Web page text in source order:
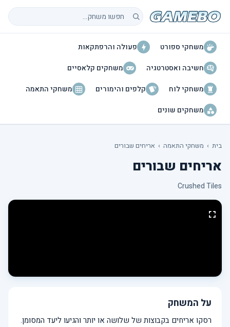
חיפוש משחקים
משחקי ספורט
פעולה והרפתקאות
חשיבה ואסטרטגיה
משחקים קלאסיים
משחקי לוח
קלפים והימורים
משחקי התאמה
משחקים שונים
בית › משחקי התאמה › אריחים שבורים
אריחים שבורים
Crushed Tiles
על המשחק
רסקו אריחים בקבוצות של שלושה או יותר והגיעו ליעד המסומן.